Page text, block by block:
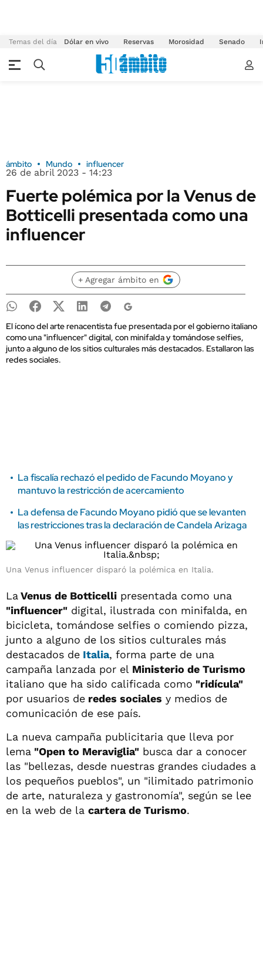
Temas del día Dólar en vivo Reservas Morosidad Senado
ámbito Mundo influencer
26 de abril 2023 - 14:23
Fuerte polémica por la Venus de
Botticelli presentada como una
influencer
+ Agregar ámbito en
El ícono del arte renacentista fue presentada por el gobierno italiano
como una "influencer" digital, con minifalda y tomándose selfies,
junto a alguno de los sitios culturales más destacados. Estallaron las
redes sociales.
La fiscalía rechazó el pedido de Facundo Moyano y
mantuvo la restricción de acercamiento
La defensa de Facundo Moyano pidió que se levanten
las restricciones tras la declaración de Candela Arizaga
Una Venus influencer disparó la polémica en Italia.
LaVenus de Botticelli presentada como una
"influencer" digital, ilustrada con minifalda, en
bicicleta, tomándose selfies o comiendo pizza,
junto a alguno de los sitios culturales más
destacados de Italia, forma parte de una
campaña lanzada por el Ministerio de Turismo
italiano que ha sido calificada como "ridícula"
por usuarios de redes sociales y medios de
comunicación de ese país.
La nueva campaña publicitaria que lleva por
lema "Open to Meraviglia" busca dar a conocer
las "bellezas, desde nuestras grandes ciudades a
los pequeños pueblos", un "ilimitado patrimonio
de arte, naturaleza y gastronomía", según se lee
en la web de la cartera de Turismo.